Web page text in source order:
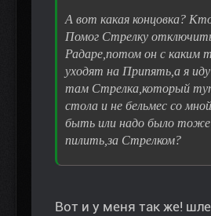
А вот какая концовка?
Помог Стрелку
Радаре,потом он с каким
уходят на Припять,а я
там Стрелка,который
стола и не бельмес со
быть или надо было
пилить,за Стрелком?
Вот и у меня так же!